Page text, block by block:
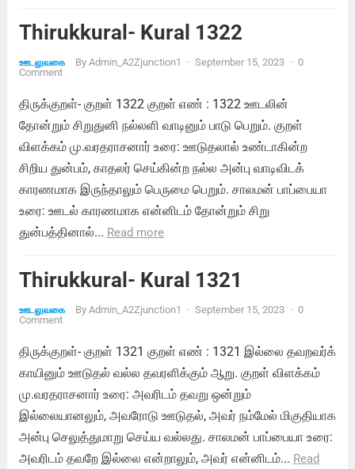
Thirukkural- Kural 1322
ஊடலுவகை By Admin_A2Zjunction1 · September 15, 2023 · 0
Comment
திருக்குறள்- குறள் 1322 குறள் எண் : 1322 ஊடலின்
தோன்றும் சிறுதுனி நல்லளி வாடினும் பாடு பெறும். குறள்
விளக்கம் மு.வரதராசனார் உரை: ஊடுதலால் உண்டாகின்ற
சிறிய துன்பம், காதலர் செய்கின்ற நல்ல அன்பு வாடிவிடக்
காரணமாக இருந்தாலும் பெருமை பெறும். சாலமன் பாப்பையா
உரை: ஊடல் காரணமாக என்னிடம் தோன்றும் சிறு
துன்பத்தினால்... Read more
Thirukkural- Kural 1321
ஊடலுவகை By Admin_A2Zjunction1 · September 15, 2023 · 0
Comment
திருக்குறள்- குறள் 1321 குறள் எண் : 1321 இல்லை தவறவர்க்
காயினும் ஊடுதல் வல்ல தவரளிக்கும் ஆறு. குறள் விளக்கம்
மு.வரதராசனார் உரை: அவரிடம் தவறு ஒன்றும்
இல்லையானலும், அவரோடு ஊடுதல், அவர் நம்மேல் மிகுதியாக
அன்பு செலுத்துமாறு செய்ய வல்லது. சாலமன் பாப்பையா உரை:
அவரிடம் தவறே இல்லை என்றாலும், அவர் என்னிடம்... Read